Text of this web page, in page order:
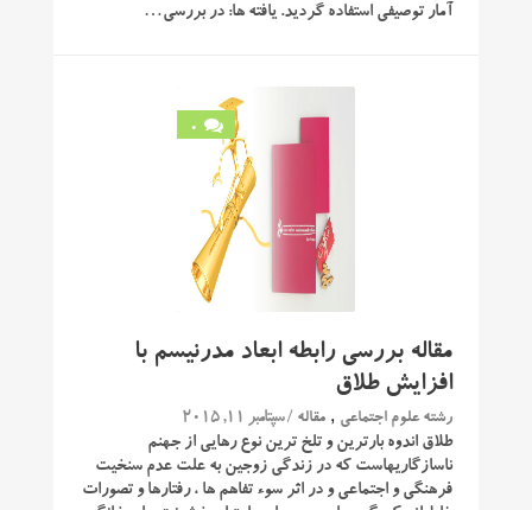
آمار توصیفی استفاده گردید. یافته ها: در بررسی…
0
مقاله بررسی رابطه ابعاد مدرنیسم با
افزایش طلاق
رشته علوم اجتماعی ,مقاله / سپتامبر 11, 2015
طلاق اندوه بارترین و تلخ ترین نوع رهایی از جهنم
ناسازگاری­هاست که در زندگی زوجین به علت عدم سنخیت
فرهنگی و اجتماعی و در اثر سوء تفاهم ­ها ، رفتارها و تصورات